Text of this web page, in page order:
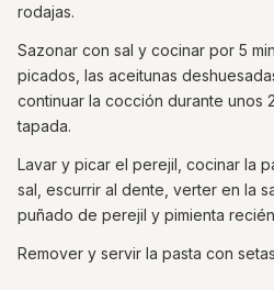
rodajas.
Sazonar con sal y cocinar por 5
picados, las aceitunas
continuar la cocción durante unos
tapada.
Lavar y picar el perejil, cocinar la
sal, escurrir al dente, verter en la
puñado de perejil y pimienta
Remover y servir la pasta con